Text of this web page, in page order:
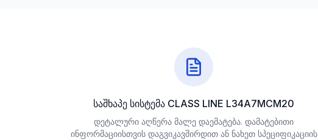
საშხაპე სისტემა CLASS LINE L34A7MCM20
დეტალური აღწერა მალე დაემატება. დამატებითი
ინფორმაციისთვის დაგვიკავშირდით ან ნახეთ სპეციფიკაციის